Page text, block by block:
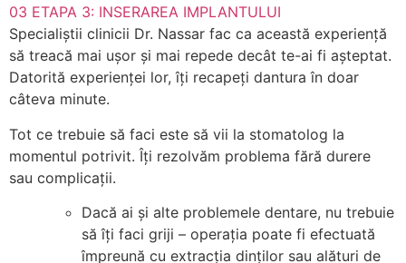
03 ETAPA 3: INSERAREA IMPLANTULUI
Specialiștii clinicii Dr. Nassar fac ca această experiență
să treacă mai ușor și mai repede decât te-ai fi așteptat.
Datorită experienței lor, îți recapeți dantura în doar
câteva minute.
Tot ce trebuie să faci este să vii la stomatolog la
momentul potrivit. Îți rezolvăm problema fără durere
sau complicații.
Dacă ai și alte problemele dentare, nu trebuie
să îți faci griji – operația poate fi efectuată
împreună cu extracția dinților sau alături de